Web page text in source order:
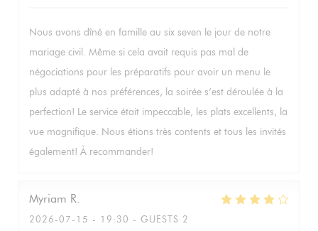
Nous avons dîné en famille au six seven le jour de notre
mariage civil. Même si cela avait requis pas mal de
négociations pour les préparatifs pour avoir un menu le
plus adapté à nos préférences, la soirée s’est déroulée à la
perfection! Le service était impeccable, les plats excellents, la
vue magnifique. Nous étions très contents et tous les invités
également! À recommander!
Myriam R
2026-07-15 - 19:30 - GUESTS 2